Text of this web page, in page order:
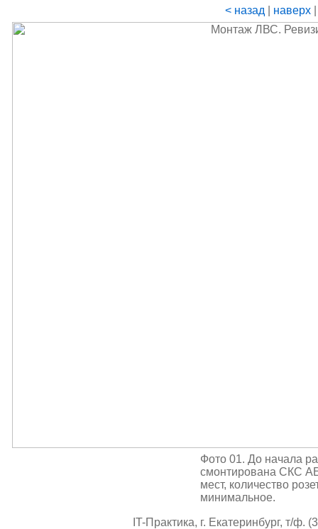
< назад наверх
Фото 01. До начала
смонтирована СКС
мест, количество
минимальное.
IT-Практика, г. Екатеринбург, т/ф.